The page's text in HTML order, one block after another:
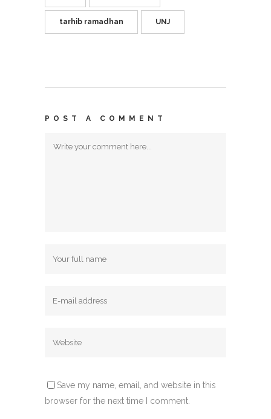
tarhib ramadhan UNJ
POST A COMMENT
Save my name, email, and website in this
browser for the next time I comment.